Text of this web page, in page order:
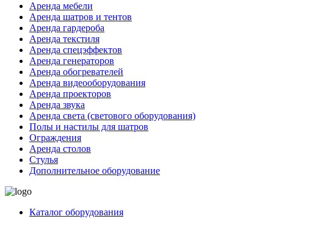
Аренда мебели
Аренда шатров и тентов
Аренда гардероба
Аренда текстиля
Аренда спецэффектов
Аренда генераторов
Аренда обогревателей
Аренда видеооборудования
Аренда проекторов
Аренда звука
Аренда света (светового оборудования)
Полы и настилы для шатров
Ограждения
Аренда столов
Стулья
Дополнительное оборудование
Каталог оборудования